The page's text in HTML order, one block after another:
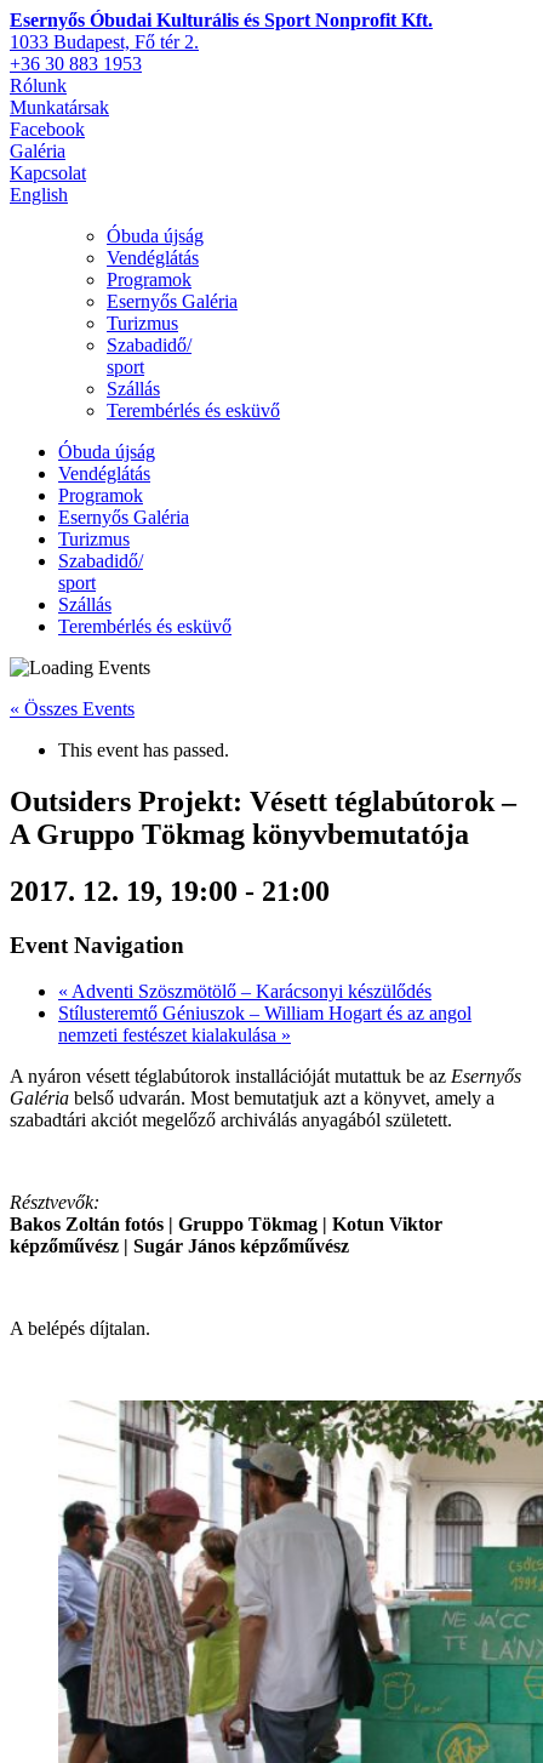
Esernyős Óbudai Kulturális és Sport Nonprofit Kft.
1033 Budapest, Fő tér 2.
+36 30 883 1953
Rólunk
Munkatársak
Facebook
Galéria
Kapcsolat
English
Óbuda újság
Vendéglátás
Programok
Esernyős Galéria
Turizmus
Szabadidő/
sport
Szállás
Terembérlés és esküvő
Óbuda újság
Vendéglátás
Programok
Esernyős Galéria
Turizmus
Szabadidő/
sport
Szállás
Terembérlés és esküvő
« Összes Events
This event has passed.
Outsiders Projekt: Vésett téglabútorok –
A Gruppo Tökmag könyvbemutatója
2017. 12. 19, 19:00 - 21:00
Event Navigation
« Adventi Szöszmötölő – Karácsonyi készülődés
Stílusteremtő Géniuszok – William Hogart és az angol
nemzeti festészet kialakulása »
A nyáron vésett téglabútorok installációját mutattuk be az Esernyős
Galéria belső udvarán. Most bemutatjuk azt a könyvet, amely a
szabadtári akciót megelőző archiválás anyagából született.
Résztvevők:
Bakos Zoltán fotós | Gruppo Tökmag | Kotun Viktor
képzőművész | Sugár János képzőművész
A belépés díjtalan.